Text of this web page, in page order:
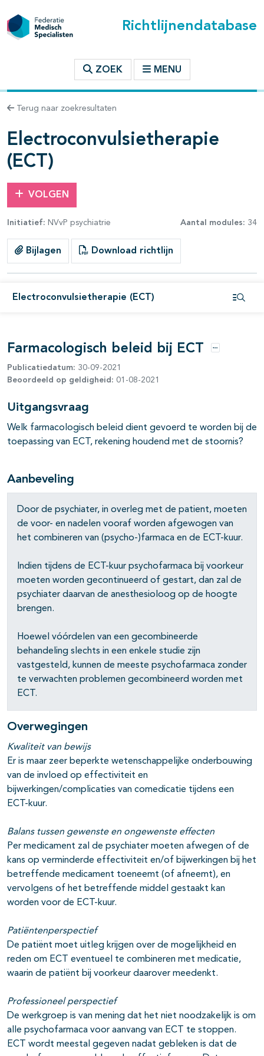
Richtlijnendatabase
ZOEK MENU
Terug naar zoekresultaten
Electroconvulsietherapie
(ECT)
VOLGEN
Initiatief: NVvP psychiatrie Aantal modules: 34
Bijlagen Download richtlijn
Electroconvulsietherapie (ECT)
binnen deze richtlijn
open- en dichtklappen
open- en dichtklappen
open- en dichtklappen
Farmacologisch beleid bij ECT Opties
Publicatiedatum: 30-09-2021
Beoordeeld op geldigheid: 01-08-2021
Uitgangsvraag
Welk farmacologisch beleid dient gevoerd te worden bij de
toepassing van ECT, rekening houdend met de stoornis?
Aanbeveling
Door de psychiater, in overleg met de patient, moeten
de voor- en nadelen vooraf worden afgewogen van
het combineren van (psycho-)farmaca en de ECT-kuur.
Indien tijdens de ECT-kuur psychofarmaca bij voorkeur
moeten worden gecontinueerd of gestart, dan zal de
psychiater daarvan de anesthesioloog op de hoogte
brengen.
Hoewel vóórdelen van een gecombineerde
behandeling slechts in een enkele studie zijn
vastgesteld, kunnen de meeste psychofarmaca zonder
te verwachten problemen gecombineerd worden met
ECT.
Overwegingen
Kwaliteit van bewijs
Er is maar zeer beperkte wetenschappelijke onderbouwing
van de invloed op effectiviteit en
bijwerkingen/complicaties van comedicatie tijdens een
ECT-kuur.
Balans tussen gewenste en ongewenste effecten
Per medicament zal de psychiater moeten afwegen of de
kans op verminderde effectiviteit en/of bijwerkingen bij het
betreffende medicament toeneemt (of afneemt), en
vervolgens of het betreffende middel gestaakt kan
worden voor de ECT-kuur.
Patiëntenperspectief
De patiënt moet uitleg krijgen over de mogelijkheid en
reden om ECT eventueel te combineren met medicatie,
waarin de patiënt bij voorkeur daarover meedenkt.
Professioneel perspectief
De werkgroep is van mening dat het niet noodzakelijk is om
alle psychofarmaca voor aanvang van ECT te stoppen.
ECT wordt meestal gegeven nadat gebleken is dat de